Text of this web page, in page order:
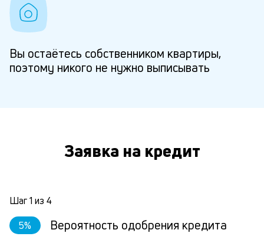
Вы остаётесь собственником квартиры,
поэтому никого не нужно выписывать
Заявка на кредит
Шаг1 из 4
5% Вероятность одобрения кредита